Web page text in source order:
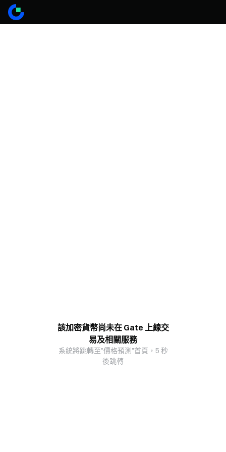
該加密貨幣尚未在 Gate 上線交
易及相關服務
系統將跳轉至"價格預測"首頁，5 秒
後跳轉